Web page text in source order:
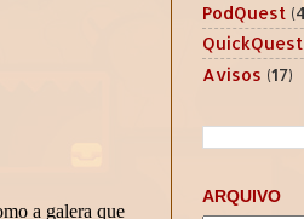
PodQuest
QuickQuest
Avisos (17)
ARQUIVO